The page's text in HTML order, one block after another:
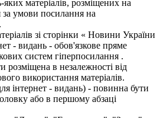
матеріалів, розміщених на
за умови посилання на
зі сторінки « Новини України
- видань - обов'язкове пряме
систем гіперпосилання .
розміщена в незалежності від
використання матеріалів.
інтернет - видань) - повинна бути
або в першому абзаці